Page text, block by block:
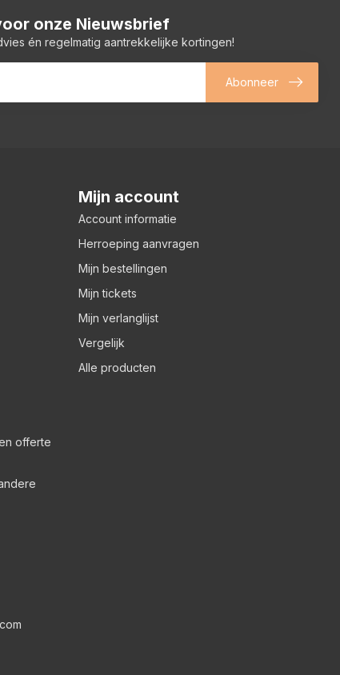
onze Nieuwsbrief
én regelmatig aantrekkelijke kortingen!
Abonneer
offerte
Mijn account
Account informatie
Herroeping aanvragen
Mijn bestellingen
Mijn tickets
Mijn verlanglijst
Vergelijk
Alle producten